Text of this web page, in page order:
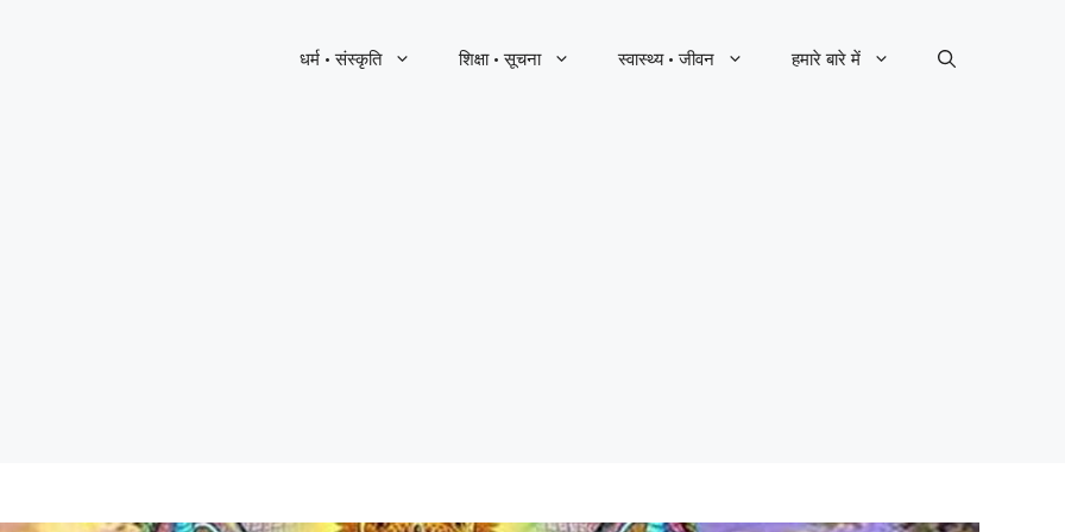
धर्म · संस्कृति शिक्षा · सूचना स्वास्थ्य · जीवन हमारे बारे में